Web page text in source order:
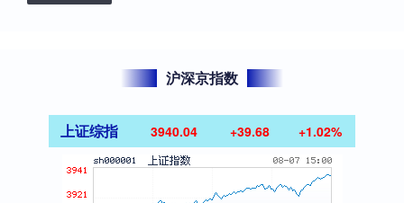
沪深京指数
上证综指 3940.04 +39.68 +1.02%